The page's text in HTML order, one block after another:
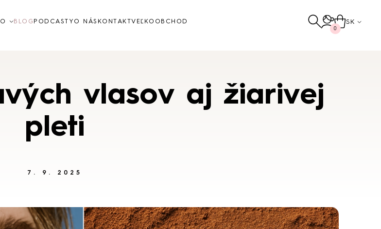
Pleťová
starostlivosť
dotazy
BLOG PODCASTY O NÁS KONTAKTVEĽKOOBCHOD
0
SK
vlasov aj žiarivej
pleti
7. 9. 2025